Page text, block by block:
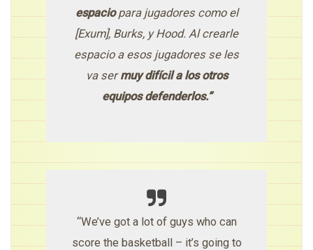
espaciopara jugadores como el
[Exum], Burks, y Hood. Al crearle
espacio a esos jugadores se les
va sermuy difícil a los otros
equipos defenderlos.”
“We’ve got a lot of guys who can
score the basketball – it’s going to